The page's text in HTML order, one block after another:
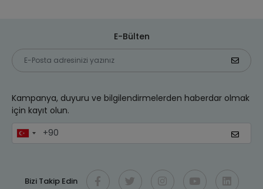
E-Bülten
Kampanya, duyuru ve bilgilendirmelerden haberdar olmak
için kayıt olun.
Bizi Takip Edin